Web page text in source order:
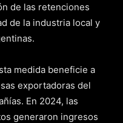
de las retenciones
de la industria local y
medida beneficie a
exportadoras del
En 2024, las
generaron ingresos